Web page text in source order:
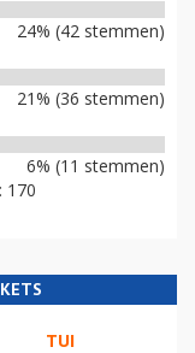
24% (42 stemmen)
21% (36 stemmen)
6% (11 stemmen)
170
TUI